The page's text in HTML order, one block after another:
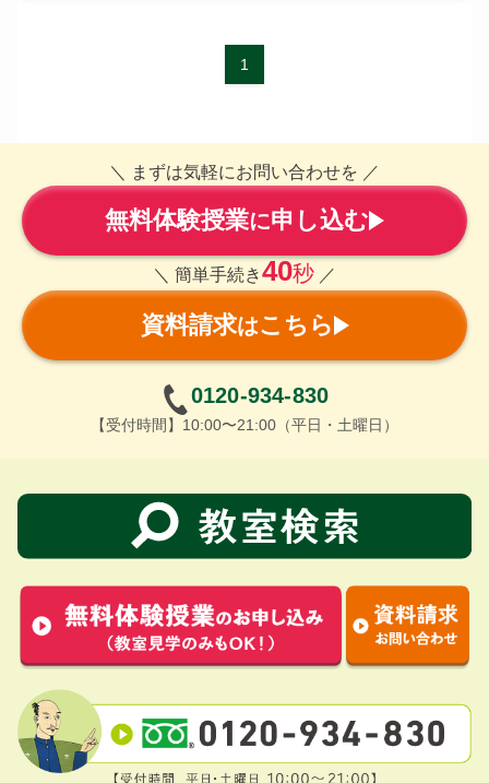
1
＼ まずは気軽にお問い合わせを ／
無料体験授業に申し込む
＼ 簡単手続き40秒 ／
資料請求はこちら
0120-934-830
【受付時間】10:00〜21:00（平日・土曜日）